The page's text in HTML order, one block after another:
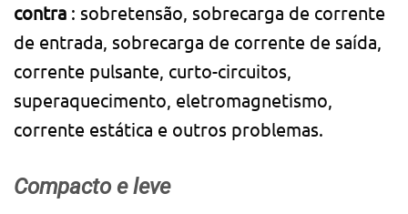
contra : sobretensão, sobrecarga de corrente
de entrada, sobrecarga de corrente de saída,
corrente pulsante, curto-circuitos,
superaquecimento, eletromagnetismo,
corrente estática e outros problemas.
Compacto e leve